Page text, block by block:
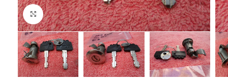
Click to enlarge